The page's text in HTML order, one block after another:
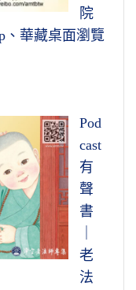
院
、華藏桌面瀏覽
Pod
cast
有
聲
書
老
法